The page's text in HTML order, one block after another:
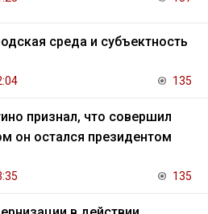
среда и субъектность
135
признал, что совершил
он остался президентом
135